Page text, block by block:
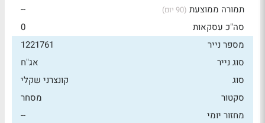
תמורה ממוצעת (90 יום)
--
סה"כ עסקאות
0
מספר נייר
1221761
סוג נייר
אג"ח
סוג
קונצרני שקלי
סקטור
מסחר
מחזור יומי
--